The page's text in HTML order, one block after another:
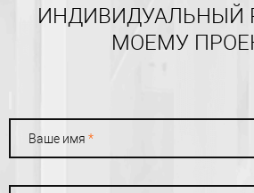
ИНДИВИДУАЛЬНЫЙ
МОЕМУ
Ваше имя *